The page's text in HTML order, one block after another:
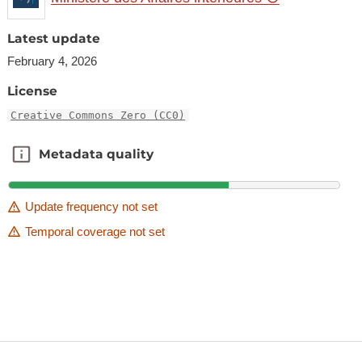
Latest update
February 4, 2026
License
Creative Commons Zero (CC0)
Metadata quality
Metadata quality
Update frequency not set
Temporal coverage not set